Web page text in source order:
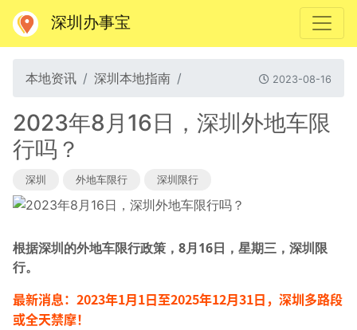
深圳办事宝
本地资讯 深圳本地指南 2023-08-16
2023年8月16日，深圳外地车限
行吗？
深圳 外地车限行 深圳限行
根据深圳的外地车限行政策，8月16日，星期三，深圳限
行。
最新消息：2023年1月1日至2025年12月31日， 深圳多路段
或全天禁摩！